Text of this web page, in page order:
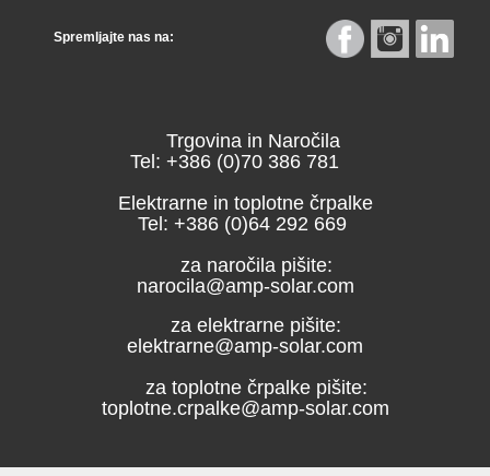
Spremljajte nas na:
Trgovina in Naročila
Tel: +386 (0)70 386 781
Elektrarne in toplotne črpalke
Tel: +386 (0)64 292 669
za naročila pišite:
narocila@amp-solar.com
za elektrarne pišite:
elektrarne@amp-solar.com
za toplotne črpalke pišite:
toplotne.crpalke@amp-solar.com